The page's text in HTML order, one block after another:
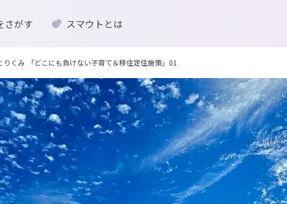
さがす スマウトとは
りくみ 「どこにも負けない子育て＆移住定住施策」01